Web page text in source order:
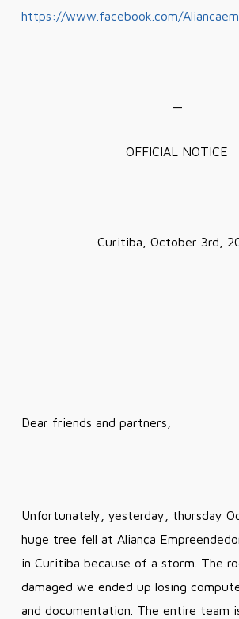
https://www.facebook.com/
—
OFFICIAL NOTICE
Curitiba, October 3rd,
Dear friends and partners,
Unfortunately, yesterday, thursday
huge tree fell at Aliança
in Curitiba because of a storm. The
damaged we ended up losing
and documentation. The entire team